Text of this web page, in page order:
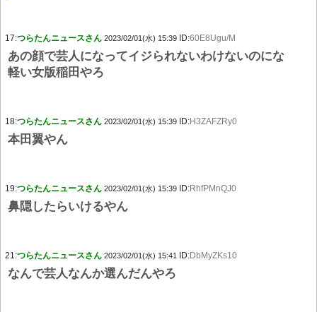
17:つらたんニュースさん 2023/02/01(水) 15:39 ID:60E8Ugu/M
あの顔で芸人になってイジられないわけないのにな
軽い女版稲田やろ
18:つらたんニュースさん 2023/02/01(水) 15:39 ID:H3ZAFZRy0
本田翼やん
19:つらたんニュースさん 2023/02/01(水) 15:39 ID:RhfPMnQJ0
鼻隠したらいけるやん
21:つらたんニュースさん 2023/02/01(水) 15:41 ID:DbMyZKs10
なんで芸人なんか選んだんやろ